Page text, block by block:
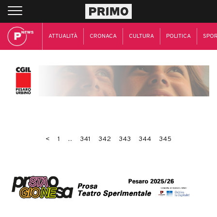
ATTUALITÀ CRONACA CULTURA POLITICA
< 1 ... 341 342 343 344 345